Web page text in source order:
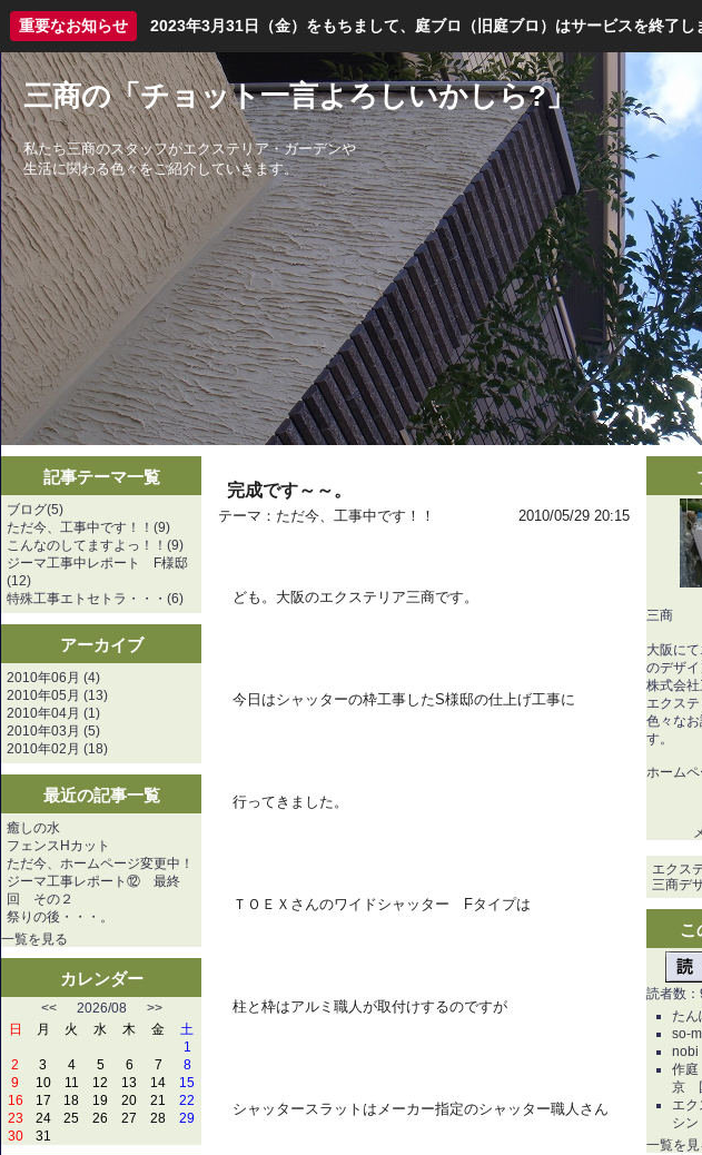
重要なお知らせ 2023年3月31日（金）をもちまして、庭ブロ（旧庭ブロ）はサービスを終了し
三商の「チョット一言よろしいかしら?」
私たち三商のスタッフがエクステリア・ガーデンや
生活に関わる色々をご紹介していきます。
完成です～～。
テーマ： ただ今、工事中です！！ 2010/05/29 20:15
ども。大阪のエクステリア三商です。
今日はシャッターの枠工事したS様邸の仕上げ工事に
行ってきました。
ＴＯＥＸさんのワイドシャッター Fタイプは
柱と枠はアルミ職人が取付けするのですが
シャッタースラットはメーカー指定のシャッター職人さん
記事テーマ一覧
ブログ(5)
ただ今、工事中です！！(9)
こんなのしてますよっ！！(9)
ジーマ工事中レポート F様邸
(12)
特殊工事エトセトラ・・・(6)
アーカイブ
2010年06月 (4)
2010年05月 (13)
2010年04月 (1)
2010年03月 (5)
2010年02月 (18)
最近の記事一覧
癒しの水
フェンスHカット
ただ今、ホームページ変更中！
ジーマ工事レポート⑫ 最終
回 その２
祭りの後・・・。
一覧を見る
カレンダー
<<2026/08 >>
日
月 火 水 木 金
土
1
2
3 4 5 6 7
8
9
10 11 12 13 14
15
16
17 18 19 20 21
22
23
24 25 26 27 28
29
30
31
三商
大阪に
のデザ
株式会社
エクス
色々な
す。
ホームペ
エクス
三商デ
こ
読者数：
た
so-
nobi
作
京
エ
シン
一覧を見